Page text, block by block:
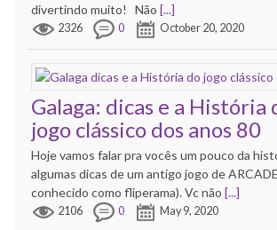
divertindo muito! Não [...]
2326 0 October 20, 2020
Galaga: dicas e a História
jogo clássico dos anos 80
Hoje vamos falar pra vocês um pouco da
algumas dicas de um antigo jogo de
conhecido como fliperama). Vc não [...]
2106 0 May 9, 2020